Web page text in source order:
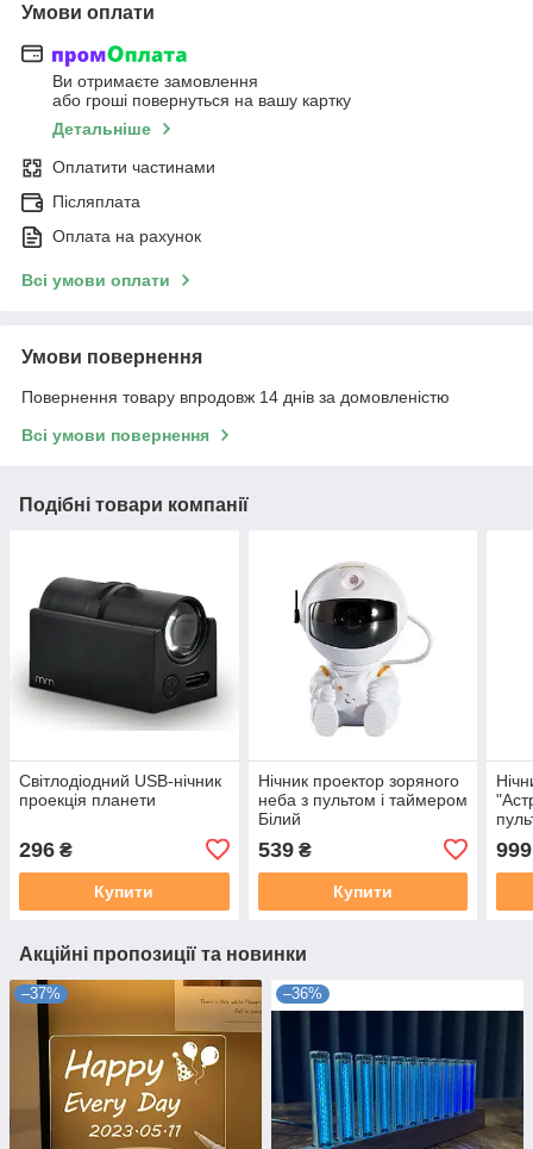
Умови оплати
Ви отримаєте замовлення
або гроші повернуться на вашу картку
Детальніше
Оплатити частинами
Післяплата
Оплата на рахунок
Всі умови оплати
Умови повернення
Повернення товару впродовж 14 днів за домовленістю
Всі умови повернення
Подібні товари компанії
Світлодіодний USB-нічник
проекція планети
296 ₴
Купити
Нічник проектор зоряного
неба з пультом і таймером
Білий
539₴
Купити
999
Акційні пропозиції та новинки
–37% –36%